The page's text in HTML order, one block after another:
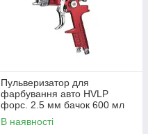
Пульверизатор для
фарбування авто HVLP
форс. 2.5 мм бачок 600 мл
верх.пласт. AUARITA H-827B-
2.5
В наявності